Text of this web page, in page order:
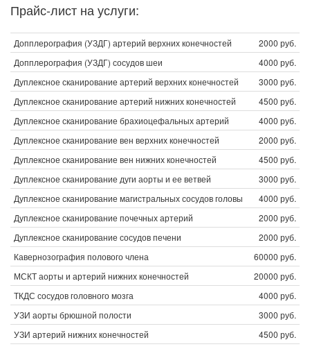
Прайс-лист на услуги:
Допплерография (УЗДГ) артерий верхних конечностей
2000 руб.
Допплерография (УЗДГ) сосудов шеи
4000 руб.
Дуплексное сканирование артерий верхних конечностей
3000 руб.
Дуплексное сканирование артерий нижних конечностей
4500 руб.
Дуплексное сканирование брахиоцефальных артерий
4000 руб.
Дуплексное сканирование вен верхних конечностей
2000 руб.
Дуплексное сканирование вен нижних конечностей
4500 руб.
Дуплексное сканирование дуги аорты и ее ветвей
3000 руб.
Дуплексное сканирование магистральных сосудов головы
4000 руб.
Дуплексное сканирование почечных артерий
2000 руб.
Дуплексное сканирование сосудов печени
2000 руб.
Кавернозография полового члена
60000 руб.
МСКТ аорты и артерий нижних конечностей
20000 руб.
ТКДС сосудов головного мозга
4000 руб.
УЗИ аорты брюшной полости
3000 руб.
УЗИ артерий нижних конечностей
4500 руб.